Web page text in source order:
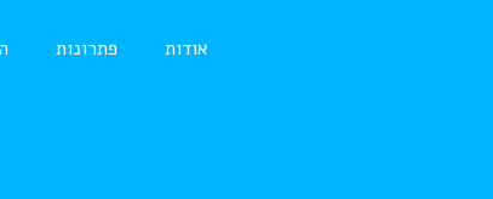
אודות פתרונות